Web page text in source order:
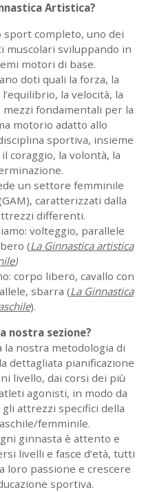
Artistica?
sport completo, uno dei
sviluppando in
motori di base.
doti quali la forza, la
la velocità, la
fondamentali per la
motorio adatto allo
sportiva, insieme
coraggio, la volontà, la
un settore femminile
caratterizzati dalla
differenti.
volteggio, parallele
(La Ginnastica artistica
)
corpo libero, cavallo con
sbarra (La Ginnastica
).
nostra sezione?
nostra metodologia di
dettagliata pianificazione
livello, dai corsi dei più
agonisti, in modo da
attrezzi specifici della
femminile.
ginnasta è attento e
livelli e fasce d’età, tutti
loro passione e crescere
sportiva.